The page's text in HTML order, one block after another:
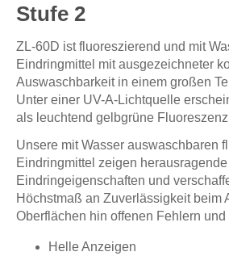
Stufe 2
ZL-60D ist fluoreszierend und mit
Eindringmittel mit ausgezeichneter
Auswaschbarkeit in einem großen
Unter einer UV-A-Lichtquelle
als leuchtend gelbgrüne
Unsere mit Wasser auswaschbaren
Eindringmittel zeigen herausragende
Eindringeigenschaften und
Höchstmaß an Zuverlässigkeit beim
Oberflächen hin offenen Fehlern und
Helle Anzeigen